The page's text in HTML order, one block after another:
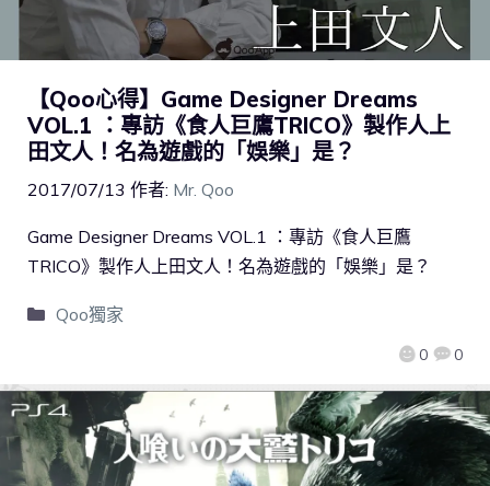
【Qoo心得】Game Designer Dreams
VOL.1 ：專訪《食人巨鷹TRICO》製作人上
田文人！名為遊戲的「娛樂」是？
2017/07/13 作者: Mr. Qoo
0 0
Game Designer Dreams VOL.1 ：專訪《食人巨鷹
TRICO》製作人上田文人！名為遊戲的「娛樂」是？
Qoo獨家